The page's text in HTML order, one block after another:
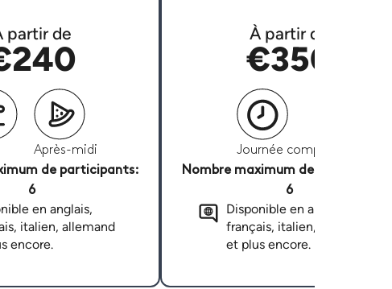
partir de
Après-midi
de participants:
6
en anglais,
italien, allemand
encore.
À partir de
€350
Journée complète
Nombre maximum de
6
Disponible en anglais,
français, italien, allemand
et plus encore.